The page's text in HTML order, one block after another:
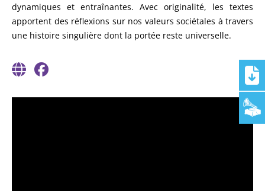
dynamiques et entraînantes. Avec originalité, les textes
apportent des réflexions sur nos valeurs sociétales à travers
une histoire singulière dont la portée reste universelle.